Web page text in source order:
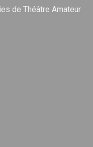
de Théâtre Amateur